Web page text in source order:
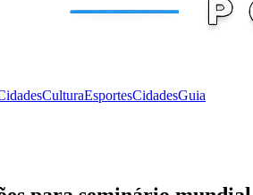
CulturaEsportesCidadesGuia